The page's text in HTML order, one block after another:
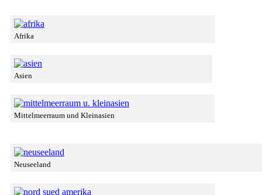
Afrika
Asien
Mittelmeerraum und Kleinasien
Neuseeland